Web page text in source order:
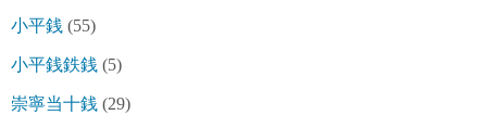
小平銭 (55)
小平銭鉄銭 (5)
崇寧当十銭 (29)